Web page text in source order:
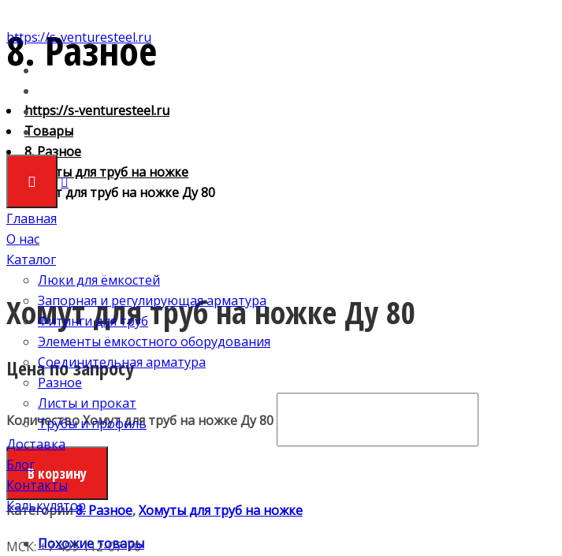
https://s-venturesteel.ru
Главная
О нас
Каталог
Люки для ёмкостей
Запорная и регулирующая арматура
Фитинги для труб
Элементы ёмкостного оборудования
Соединительная арматура
Разное
Листы и прокат
Трубы и профиль
Доставка
Блог
Контакты
Калькулятор
МСК: +7 499 112-07-70
8. Разное
https://s-venturesteel.ru
Товары
8. Разное
Хомуты для труб на ножке
Хомут для труб на ножке Ду 80
Хомут для труб на ножке Ду 80
Цена по запросу
Количество Хомут для труб на ножке Ду 80
В корзину
Категории8. Разное,Хомуты для труб на ножке
Похожие товары